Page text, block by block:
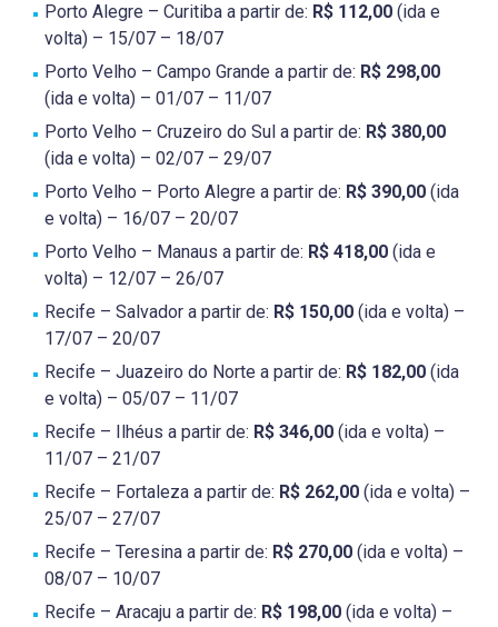
Porto Alegre – Curitiba a partir de: R$ 112,00 (ida e
volta) – 15/07 – 18/07
Porto Velho – Campo Grande a partir de: R$ 298,00
(ida e volta) – 01/07 – 11/07
Porto Velho – Cruzeiro do Sul a partir de: R$ 380,00
(ida e volta) – 02/07 – 29/07
Porto Velho – Porto Alegre a partir de: R$ 390,00 (ida
e volta) – 16/07 – 20/07
Porto Velho – Manaus a partir de: R$ 418,00 (ida e
volta) – 12/07 – 26/07
Recife – Salvador a partir de: R$ 150,00 (ida e volta) –
17/07 – 20/07
Recife – Juazeiro do Norte a partir de: R$ 182,00 (ida
e volta) – 05/07 – 11/07
Recife – Ilhéus a partir de: R$ 346,00 (ida e volta) –
11/07 – 21/07
Recife – Fortaleza a partir de: R$ 262,00 (ida e volta) –
25/07 – 27/07
Recife – Teresina a partir de: R$ 270,00 (ida e volta) –
08/07 – 10/07
Recife – Aracaju a partir de: R$ 198,00 (ida e volta) –